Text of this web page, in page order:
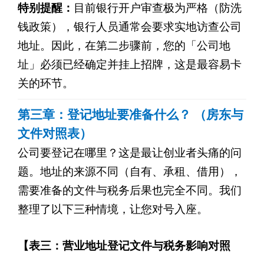
特别提醒： 目前银行开户审查极为严格（防洗
钱政策），银行人员通常会要求实地访查公司
地址。因此，在第二步骤前，您的「公司地
址」必须已经确定并挂上招牌，这是最容易卡
关的环节。
第三章：登记地址要准备什么？ （房东与
文件对照表）
公司要登记在哪里？这是最让创业者头痛的问
题。地址的来源不同（自有、承租、借用），
需要准备的文件与税务后果也完全不同。我们
整理了以下三种情境，让您对号入座。
【表三：营业地址登记文件与税务影响对照